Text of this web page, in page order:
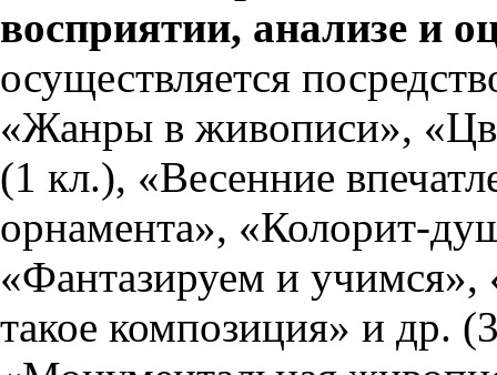
восприятии, анализе и
осуществляется
«Жанры в живописи»,
(1 кл.), «Весенние
орнамента», «Колорит-
«Фантазируем и
такое композиция» и др.